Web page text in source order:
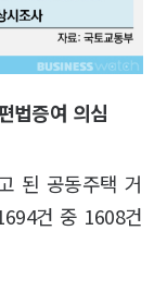
법증여 의심
된 공동주택 거
건 중 1608건